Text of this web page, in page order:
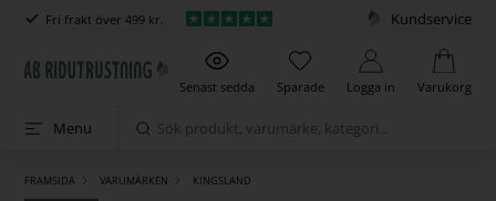
Fri frakt över 499 kr. Kundservice
Senast sedda Sparade Logga in Varukorg
Menu
FRAMSIDA VARUMÄRKEN KINGSLAND